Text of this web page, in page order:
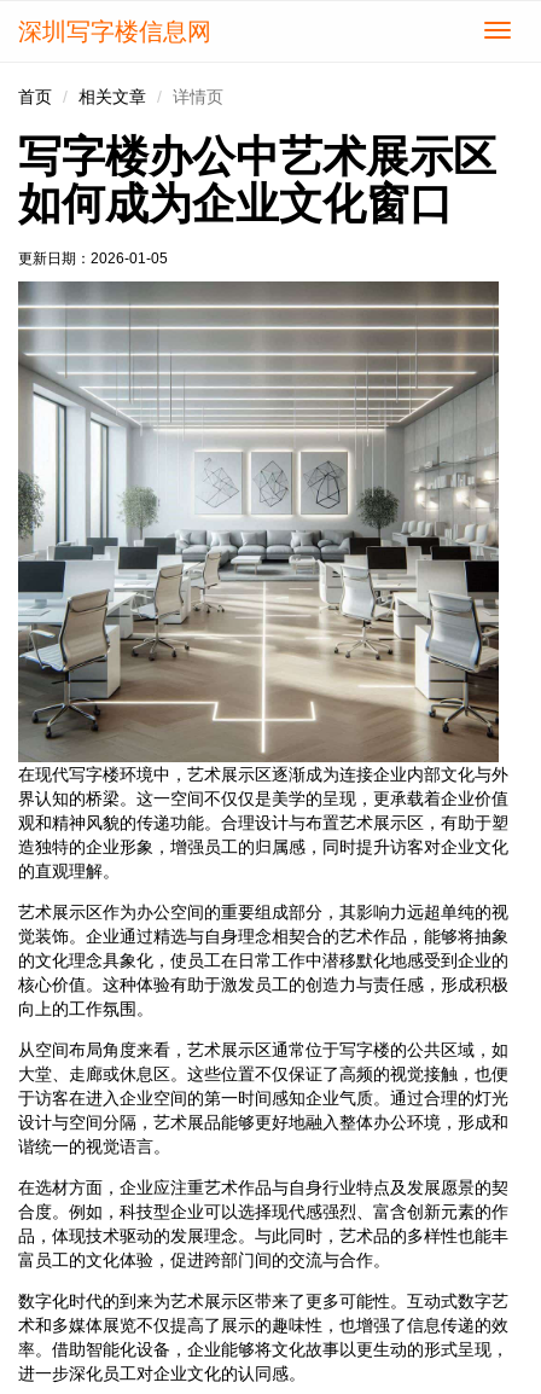
切
深圳写字楼信息网
首页 相关文章 详情页
写字楼办公中艺术展示区
如何成为企业文化窗口
更新日期： 2026-01-05
在现代写字楼环境中，艺术展示区逐渐成为连接企业内部文化与外
界认知的桥梁。这一空间不仅仅是美学的呈现，更承载着企业价值
观和精神风貌的传递功能。合理设计与布置艺术展示区，有助于塑
造独特的企业形象，增强员工的归属感，同时提升访客对企业文化
的直观理解。
艺术展示区作为办公空间的重要组成部分，其影响力远超单纯的视
觉装饰。企业通过精选与自身理念相契合的艺术作品，能够将抽象
的文化理念具象化，使员工在日常工作中潜移默化地感受到企业的
核心价值。这种体验有助于激发员工的创造力与责任感，形成积极
向上的工作氛围。
从空间布局角度来看，艺术展示区通常位于写字楼的公共区域，如
大堂、走廊或休息区。这些位置不仅保证了高频的视觉接触，也便
于访客在进入企业空间的第一时间感知企业气质。通过合理的灯光
设计与空间分隔，艺术展品能够更好地融入整体办公环境，形成和
谐统一的视觉语言。
在选材方面，企业应注重艺术作品与自身行业特点及发展愿景的契
合度。例如，科技型企业可以选择现代感强烈、富含创新元素的作
品，体现技术驱动的发展理念。与此同时，艺术品的多样性也能丰
富员工的文化体验，促进跨部门间的交流与合作。
数字化时代的到来为艺术展示区带来了更多可能性。互动式数字艺
术和多媒体展览不仅提高了展示的趣味性，也增强了信息传递的效
率。借助智能化设备，企业能够将文化故事以更生动的形式呈现，
进一步深化员工对企业文化的认同感。